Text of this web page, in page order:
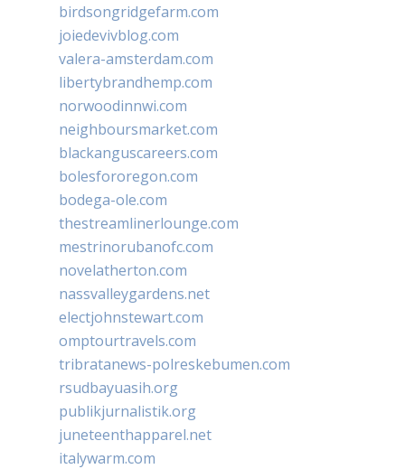
birdsongridgefarm.com
joiedevivblog.com
valera-amsterdam.com
libertybrandhemp.com
norwoodinnwi.com
neighboursmarket.com
blackanguscareers.com
bolesfororegon.com
bodega-ole.com
thestreamlinerlounge.com
mestrinorubanofc.com
novelatherton.com
nassvalleygardens.net
electjohnstewart.com
omptourtravels.com
tribratanews-polreskebumen.com
rsudbayuasih.org
publikjurnalistik.org
juneteenthapparel.net
italywarm.com